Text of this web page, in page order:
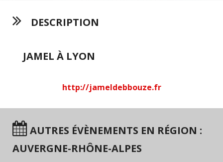
DESCRIPTION
JAMEL À LYON
http://jameldebbouze.fr
AUTRES ÉVÈNEMENTS EN RÉGION :
AUVERGNE-RHÔNE-ALPES